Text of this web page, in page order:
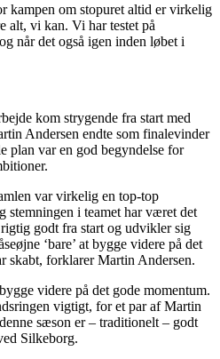
kampen om stopuret altid er virkelig
alt, vi kan. Vi har testet på
når det også igen inden løbet i
kom strygende fra start med
Andersen endte som finalevinder
plan var en god begyndelse for
var virkelig en top-top
stemningen i teamet har været det
godt fra start og udvikler sig
‘bare’ at bygge videre på det
skabt, forklarer Martin Andersen.
videre på det gode momentum.
vigtigt, for et par af Martin
sæson er – traditionelt – godt
Silkeborg.